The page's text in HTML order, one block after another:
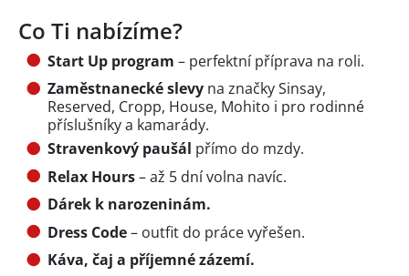
Co Ti nabízíme?
Start Up program – perfektní příprava na roli.
Zaměstnanecké slevy na značky Sinsay,
Reserved, Cropp, House, Mohito i pro rodinné
příslušníky a kamarády.
Stravenkový paušál přímo do mzdy.
Relax Hours– až 5 dní volna navíc.
Dárek k narozeninám.
Dress Code– outfit do práce vyřešen.
Káva, čaj a příjemné zázemí.